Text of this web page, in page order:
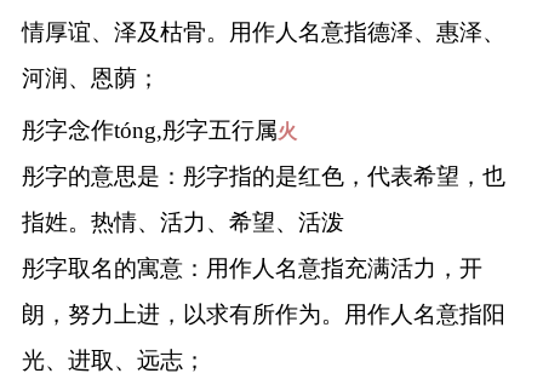
情厚谊、泽及枯骨。用作人名意指德泽、惠泽、
河润、恩荫；
彤字念作tóng,彤字五行属火
彤字的意思是：彤字指的是红色，代表希望，也
指姓。热情、活力、希望、活泼
彤字取名的寓意：用作人名意指充满活力，开
朗，努力上进，以求有所作为。用作人名意指阳
光、进取、远志；